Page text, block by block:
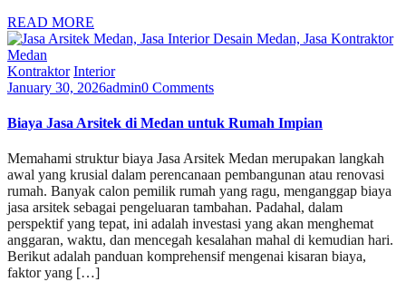
READ MORE
Kontraktor Interior
January 30, 2026admin0 Comments
Biaya Jasa Arsitek di Medan untuk Rumah Impian
Memahami struktur biaya Jasa Arsitek Medan merupakan langkah
awal yang krusial dalam perencanaan pembangunan atau renovasi
rumah. Banyak calon pemilik rumah yang ragu, menganggap biaya
jasa arsitek sebagai pengeluaran tambahan. Padahal, dalam
perspektif yang tepat, ini adalah investasi yang akan menghemat
anggaran, waktu, dan mencegah kesalahan mahal di kemudian hari.
Berikut adalah panduan komprehensif mengenai kisaran biaya,
faktor yang […]